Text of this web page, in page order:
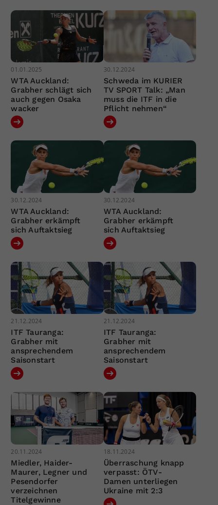
01.01.2025
WTA Auckland:
Grabher schlägt sich
auch gegen Osaka
wacker
30.12.2024
Schweda im KURIER
TV SPORT Talk: „Man
muss die ITF in die
Pflicht nehmen“
30.12.2024
WTA Auckland:
Grabher erkämpft
sich Auftaktsieg
30.12.2024
WTA Auckland:
Grabher erkämpft
sich Auftaktsieg
21.12.2024
ITF Tauranga:
Grabher mit
ansprechendem
Saisonstart
21.12.2024
ITF Tauranga:
Grabher mit
ansprechendem
Saisonstart
20.11.2024
Miedler, Haider-
Maurer, Legner und
Pesendorfer
verzeichnen
Titelgewinne
18.11.2024
Überraschung knapp
verpasst: ÖTV-
Damen unterliegen
Ukraine mit 2:3